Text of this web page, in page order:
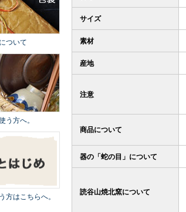
ついて
う方へ。
方はこちらへ。
サイズ
素材
産地
注意
商品について
器の「蛇の目」について
読谷山焼北窯について